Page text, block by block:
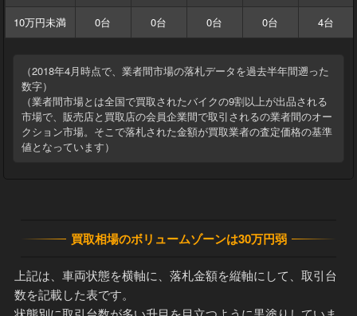
10万円未満 0台 0台 0台 0台 4台
（2018年4月時点で、業者間市場の落札データを過去半年間遡った
数字）
（業者間市場とは全国で買取されたバイクの9割以上が出品される
市場で、販売店と買取店の会員企業間で取引されるの業者間のオー
クション市場。そこで落札された金額が買取業者の査定価格の基準
値となっています）
買取相場のボリュームゾーンは30万円弱
上記は、車両状態を横軸に、落札金額を縦軸にして、取引台
数を記載した表です。